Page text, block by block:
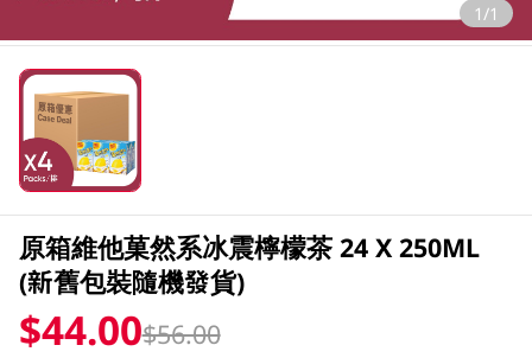
1/1
原箱維他菓然系冰震檸檬茶 24 X 250ML
(新舊包裝隨機發貨)
$44.00$56.00